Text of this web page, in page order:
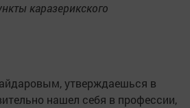
каразерикского
утверждаешься в
нашел себя в профессии,